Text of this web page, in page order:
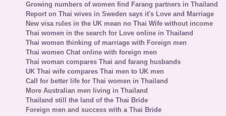
Growing numbers of women find Farang partners in Thailand
Report on Thai wives in Sweden says it's Love and Marriage
New visa rules in the UK mean no Thai Wife without income
Thai women in the search for Love online in Thailand
Thai women thinking of marriage with Foreign men
Thai women Chat online with foreign men
Thai woman compares Thai and farang husbands
UK Thai wife compares Thai men to UK men
Call for better life for Thai women in Thailand
More Australian men living in Thailand
Thailand still the land of the Thai Bride
Foreign men and success with a Thai Bride